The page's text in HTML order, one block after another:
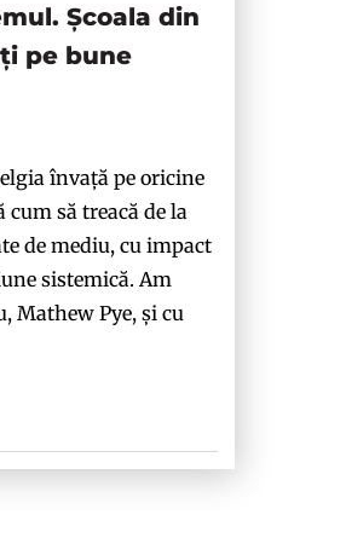
Școala din
pe bune
învață pe oricine
cum să treacă de la
de mediu, cu impact
sistemică. Am
Mathew Pye, și cu